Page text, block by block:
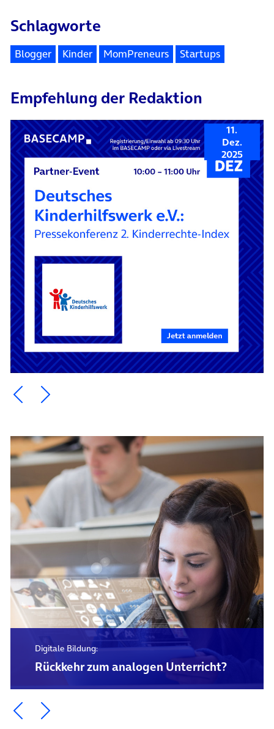
Schlagworte
Blogger Kinder MomPreneurs Startups
Empfehlung der Redaktion
11.
Dez.
2025
Ein Element zurück blättern
Ein Element weiter blättern
Digitale Bildung:
Rückkehr zum analogen Unterricht?
Ein Element zurück blättern
Ein Element weiter blättern